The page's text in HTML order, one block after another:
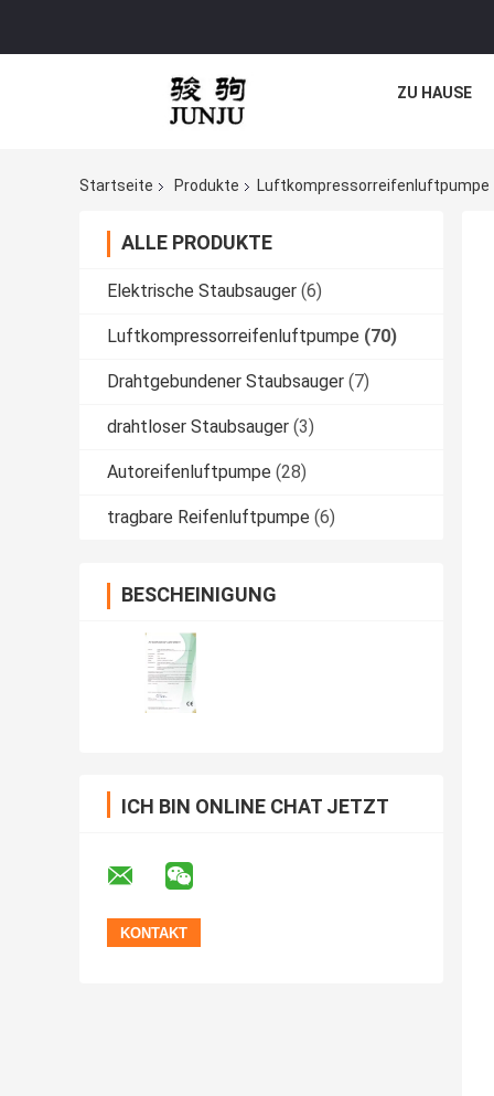
ZU HAUSE
Startseite Produkte Luftkompressorreifenluftpumpe
ALLE PRODUKTE
Elektrische Staubsauger (6)
Luftkompressorreifenluftpumpe (70)
Drahtgebundener Staubsauger (7)
drahtloser Staubsauger (3)
Autoreifenluftpumpe (28)
tragbare Reifenluftpumpe (6)
BESCHEINIGUNG
ICH BIN ONLINE CHAT JETZT